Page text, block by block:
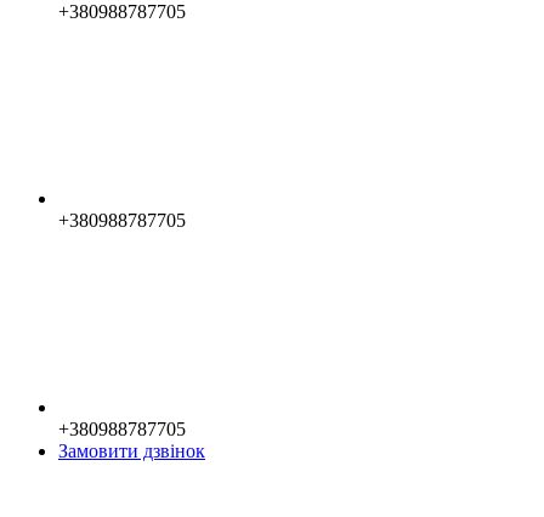
+380988787705
+380988787705
+380988787705
Замовити дзвінок